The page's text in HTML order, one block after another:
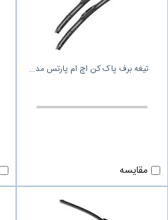
تیغه برف پاک کن اچ ام پارتس مد
مقایسه